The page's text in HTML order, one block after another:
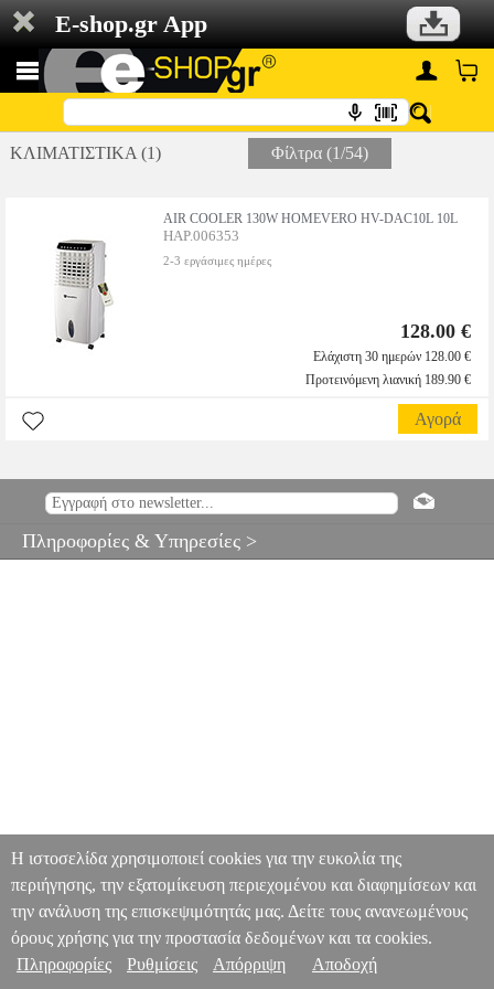
E-shop.gr App
ΚΛΙΜΑΤΙΣΤΙΚΑ (1) Φίλτρα (1/54)
AIR COOLER 130W HOMEVERO HV-DAC10L 10L
HAP.006353
2-3 εργάσιμες ημέρες
128.00 €
Ελάχιστη 30 ημερών 128.00 €
Προτεινόμενη λιανική 189.90 €
Αγορά
Πληροφορίες & Υπηρεσίες >
Η ιστοσελίδα χρησιμοποιεί cookies για την ευκολία της
περιήγησης, την εξατομίκευση περιεχομένου και διαφημίσεων και
την ανάλυση της επισκεψιμότητάς μας. Δείτε τους ανανεωμένους
όρους χρήσης για την προστασία δεδομένων και τα cookies.
Πληροφορίες
Ρυθμίσεις Απόρριψη Αποδοχή